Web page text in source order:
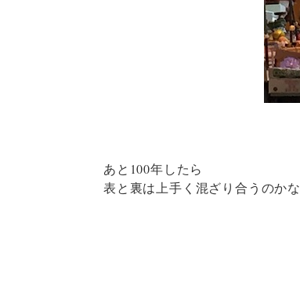
あと100年したら
表と裏は上手く混ざり合うのかな